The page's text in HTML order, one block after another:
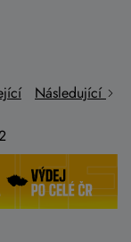
Následující